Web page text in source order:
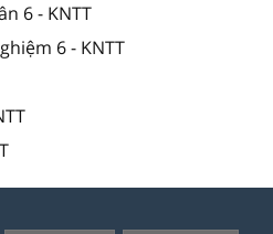
6 - KNTT
6 - KNTT